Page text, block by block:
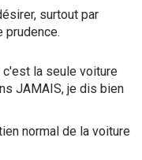
surtout par
prudence.
la seule voiture
JAMAIS, je dis bien
normal de la voiture